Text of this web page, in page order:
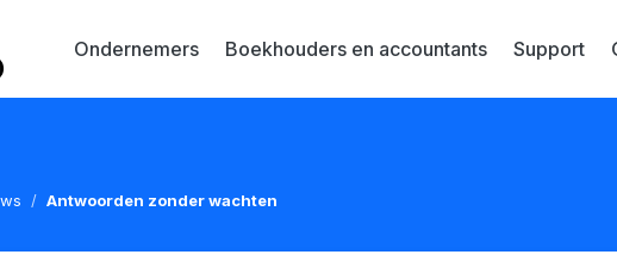
Ondernemers Boekhouders en accountants Support
Antwoorden zonder wachten